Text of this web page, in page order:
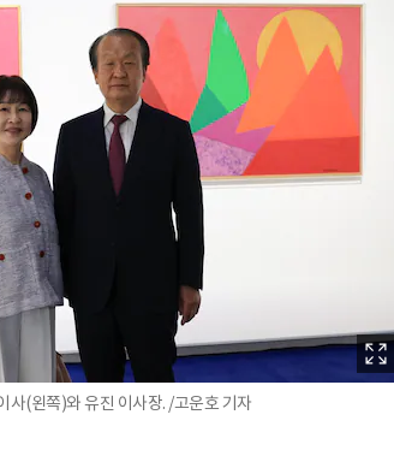
사(왼쪽)와 유진 이사장. /고운호 기자